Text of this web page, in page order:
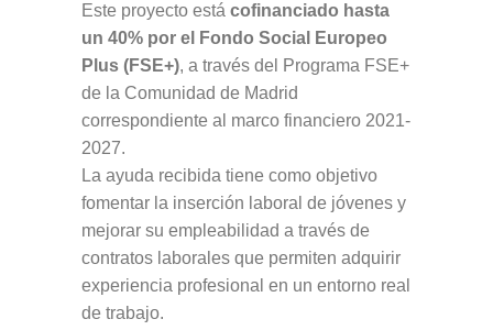
Este proyecto está cofinanciado hasta
un 40% por el Fondo Social Europeo
Plus (FSE+), a través del Programa FSE+
de la Comunidad de Madrid
correspondiente al marco financiero 2021-
2027.
La ayuda recibida tiene como objetivo
fomentar la inserción laboral de jóvenes y
mejorar su empleabilidad a través de
contratos laborales que permiten adquirir
experiencia profesional en un entorno real
de trabajo.